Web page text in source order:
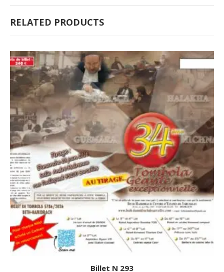
RELATED PRODUCTS
Billet N 293